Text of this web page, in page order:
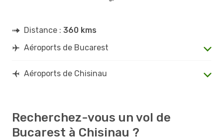
Distance : 360 kms
Aéroports de Bucarest
Aéroports de Chisinau
Recherchez-vous un vol de
Bucarest à Chisinau ?